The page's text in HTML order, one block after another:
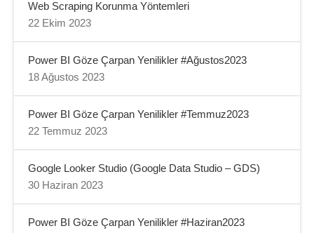
Web Scraping Korunma Yöntemleri
22 Ekim 2023
Power BI Göze Çarpan Yenilikler #Ağustos2023
18 Ağustos 2023
Power BI Göze Çarpan Yenilikler #Temmuz2023
22 Temmuz 2023
Google Looker Studio (Google Data Studio – GDS)
30 Haziran 2023
Power BI Göze Çarpan Yenilikler #Haziran2023